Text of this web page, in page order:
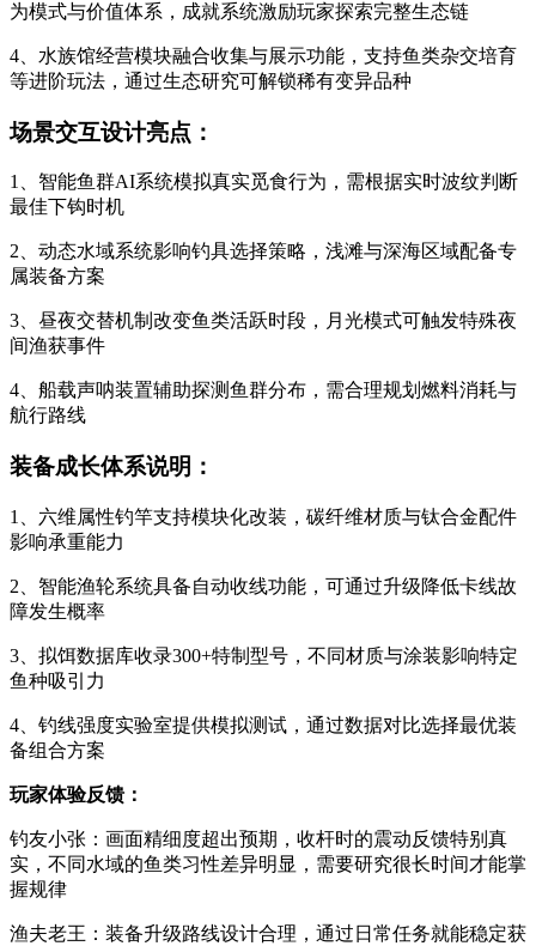
为模式与价值体系，成就系统激励玩家探索完整生态链
4、水族馆经营模块融合收集与展示功能，支持鱼类杂交培育
等进阶玩法，通过生态研究可解锁稀有变异品种
场景交互设计亮点：
1、智能鱼群AI系统模拟真实觅食行为，需根据实时波纹判断
最佳下钩时机
2、动态水域系统影响钓具选择策略，浅滩与深海区域配备专
属装备方案
3、昼夜交替机制改变鱼类活跃时段，月光模式可触发特殊夜
间渔获事件
4、船载声呐装置辅助探测鱼群分布，需合理规划燃料消耗与
航行路线
装备成长体系说明：
1、六维属性钓竿支持模块化改装，碳纤维材质与钛合金配件
影响承重能力
2、智能渔轮系统具备自动收线功能，可通过升级降低卡线故
障发生概率
3、拟饵数据库收录300+特制型号，不同材质与涂装影响特定
鱼种吸引力
4、钓线强度实验室提供模拟测试，通过数据对比选择最优装
备组合方案
玩家体验反馈：
钓友小张：画面精细度超出预期，收杆时的震动反馈特别真
实，不同水域的鱼类习性差异明显，需要研究很长时间才能掌
握规律
渔夫老王：装备升级路线设计合理，通过日常任务就能稳定获